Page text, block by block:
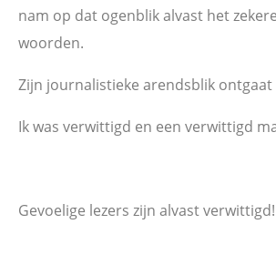
nam op dat ogenblik alvast het
woorden.
Zijn journalistieke arendsblik
Ik was verwittigd en een verwittigd
Gevoelige lezers zijn alvast